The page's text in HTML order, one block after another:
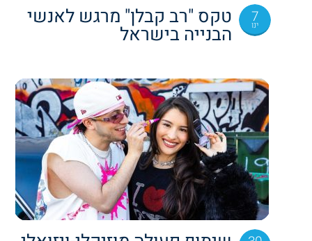
7
ינו טקס "רב קבלן" מרגש לאנשי
הבנייה בישראל